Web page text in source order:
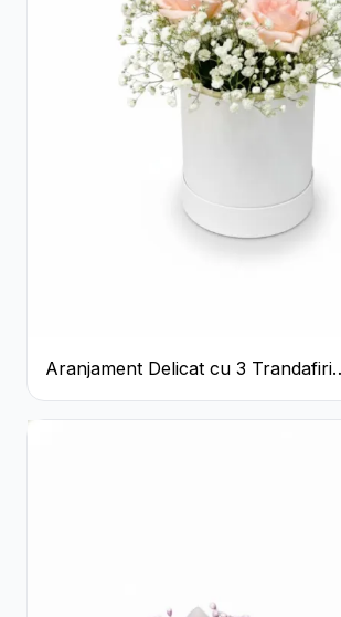
Aranjament Delicat cu 3 Trandafiri
Roz în Cutie Albă